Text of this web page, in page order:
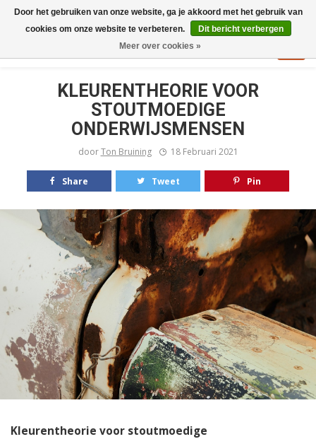
KLEURENTHEORIE VOOR
STOUTMOEDIGE
ONDERWIJSMENSEN
doorTon Bruining 18 Februari 2021
Share Tweet Pin
Kleurentheorie voor stoutmoedige
Door het gebruiken van onze website, ga je akkoord met het gebruik van
cookies om onze website te verbeteren.
Dit bericht verbergen
Meer over cookies »